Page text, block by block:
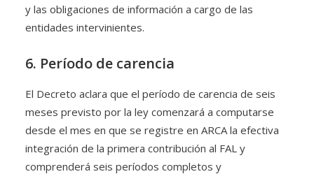
y las obligaciones de información a cargo de las
entidades intervinientes.
6. Período de carencia
El Decreto aclara que el período de carencia de seis
meses previsto por la ley comenzará a computarse
desde el mes en que se registre en ARCA la efectiva
integración de la primera contribución al FAL y
comprenderá seis períodos completos y